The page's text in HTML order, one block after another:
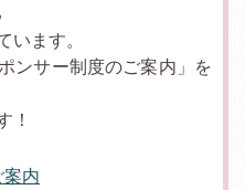
います。
ンサー制度のご案内」を
！
内